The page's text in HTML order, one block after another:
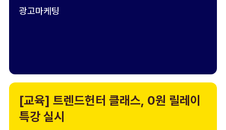
광고마케팅
[교육] 트렌드헌터 클래스, 0원 릴레이
특강 실시